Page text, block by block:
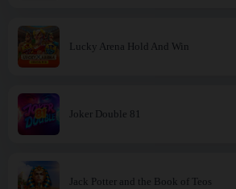
Lucky Arena Hold And Win
Joker Double 81
Jack Potter and the Book of Teos